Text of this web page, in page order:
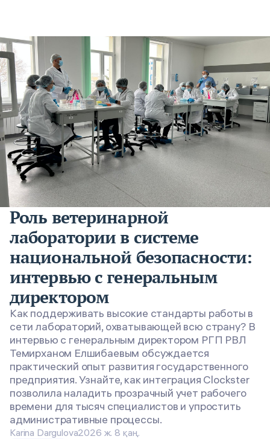
Роль ветеринарной
лаборатории в системе
национальной безопасности:
интервью с генеральным
директором
Как поддерживать высокие стандарты работы в
сети лабораторий, охватывающей всю страну? В
интервью с генеральным директором РГП РВЛ
Темирханом Елшибаевым обсуждается
практический опыт развития государственного
предприятия. Узнайте, как интеграция Clockster
позволила наладить прозрачный учет рабочего
времени для тысяч специалистов и упростить
административные процессы.
Karina Dargulova2026 ж. 8 қаң.